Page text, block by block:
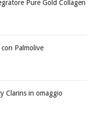
Pure Gold Collagen
Palmolive
Clarins in omaggio